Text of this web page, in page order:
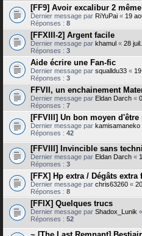
[FF9] Avoir excalibur 2
Dernier message par RiYuPai « 19
Réponses : 8
[FFXIII-2] Argent facile
Dernier message par khamul « 28
Réponses : 3
Aide écrire une Fan-fic
Dernier message par squalldu33 «
Réponses : 3
FFVII, un enchainement
Dernier message par Eldan Darch «
Réponses : 7
[FFVIII] Un bon moyen
Dernier message par kamisamaneko
Réponses : 42
[FFVIII] Invincible sans
Dernier message par Eldan Darch «
Réponses : 3
[FFX] Hp extra / Dégâts extra
Dernier message par chris63260 «
Réponses : 8
[FFIX] Quelques trucs
Dernier message par Shadox_Lunik «
Réponses : 52
~ [The Last Remnant]